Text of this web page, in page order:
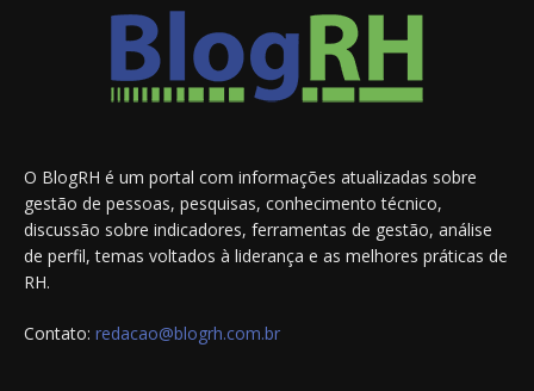
O BlogRH é um portal com informações atualizadas sobre
gestão de pessoas, pesquisas, conhecimento técnico,
discussão sobre indicadores, ferramentas de gestão, análise
de perfil, temas voltados à liderança e as melhores práticas de
RH.
Contato: redacao@blogrh.com.br